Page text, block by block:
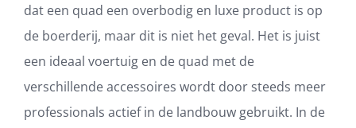
dat een quad een overbodig en luxe product is op
de boerderij, maar dit is niet het geval. Het is juist
een ideaal voertuig en de quad met de
verschillende accessoires wordt door steeds meer
professionals actief in de landbouw gebruikt. In de